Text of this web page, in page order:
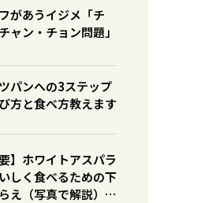
があうイジメ「チ
ャン・チョン問題」
パンへの3ステップ
方と食べ方教えます
要】ホワイトアスパラ
しく食べるための下
え（写真で解説）※